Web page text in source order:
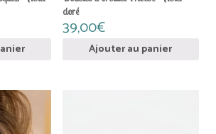
doré
39,00€
Ajouter au panier